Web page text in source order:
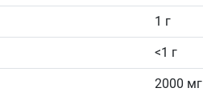
1 г
<1 г
2000 мг